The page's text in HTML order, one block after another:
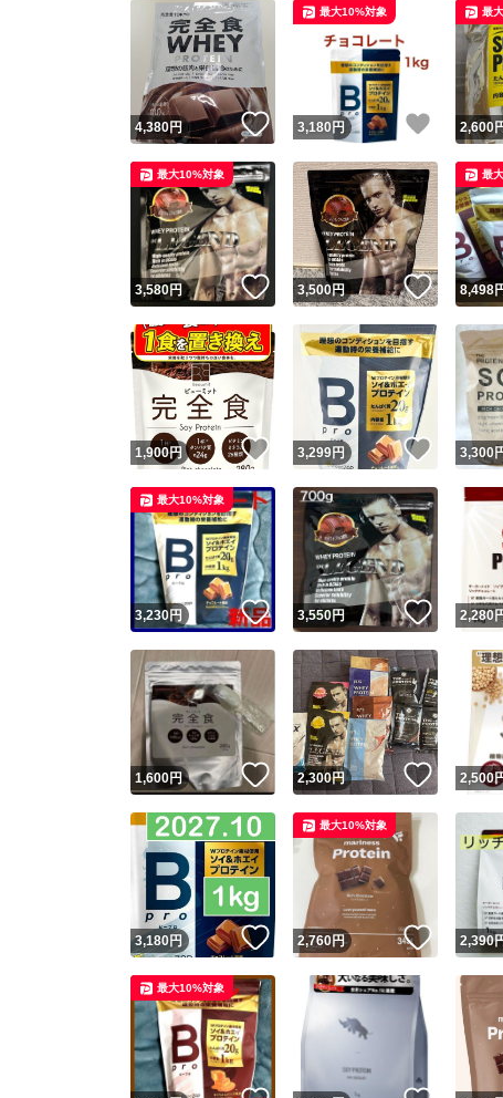
Yahoo!フ
安心取引
安心
取引実績
取引
他フ
スピード
※このバッ
スピ
スピ
安心
商
コ
4,380円 いいね！
3,180 円 いいね！
最大10%対象
2,600
最
3,580円 いいね！
最大10%対象
3,500円 いいね！
8,498
最
1,900円 いいね！
3,299円 いいね！
3,300
3,230円 いいね！
最大10%対象
3,550円 いいね！
2,280
1,600円 いいね！
2,300円 いいね！
2,500
3,180円 いいね！
2,760円 いいね！
最大10%対象
2,390
最大10%対象